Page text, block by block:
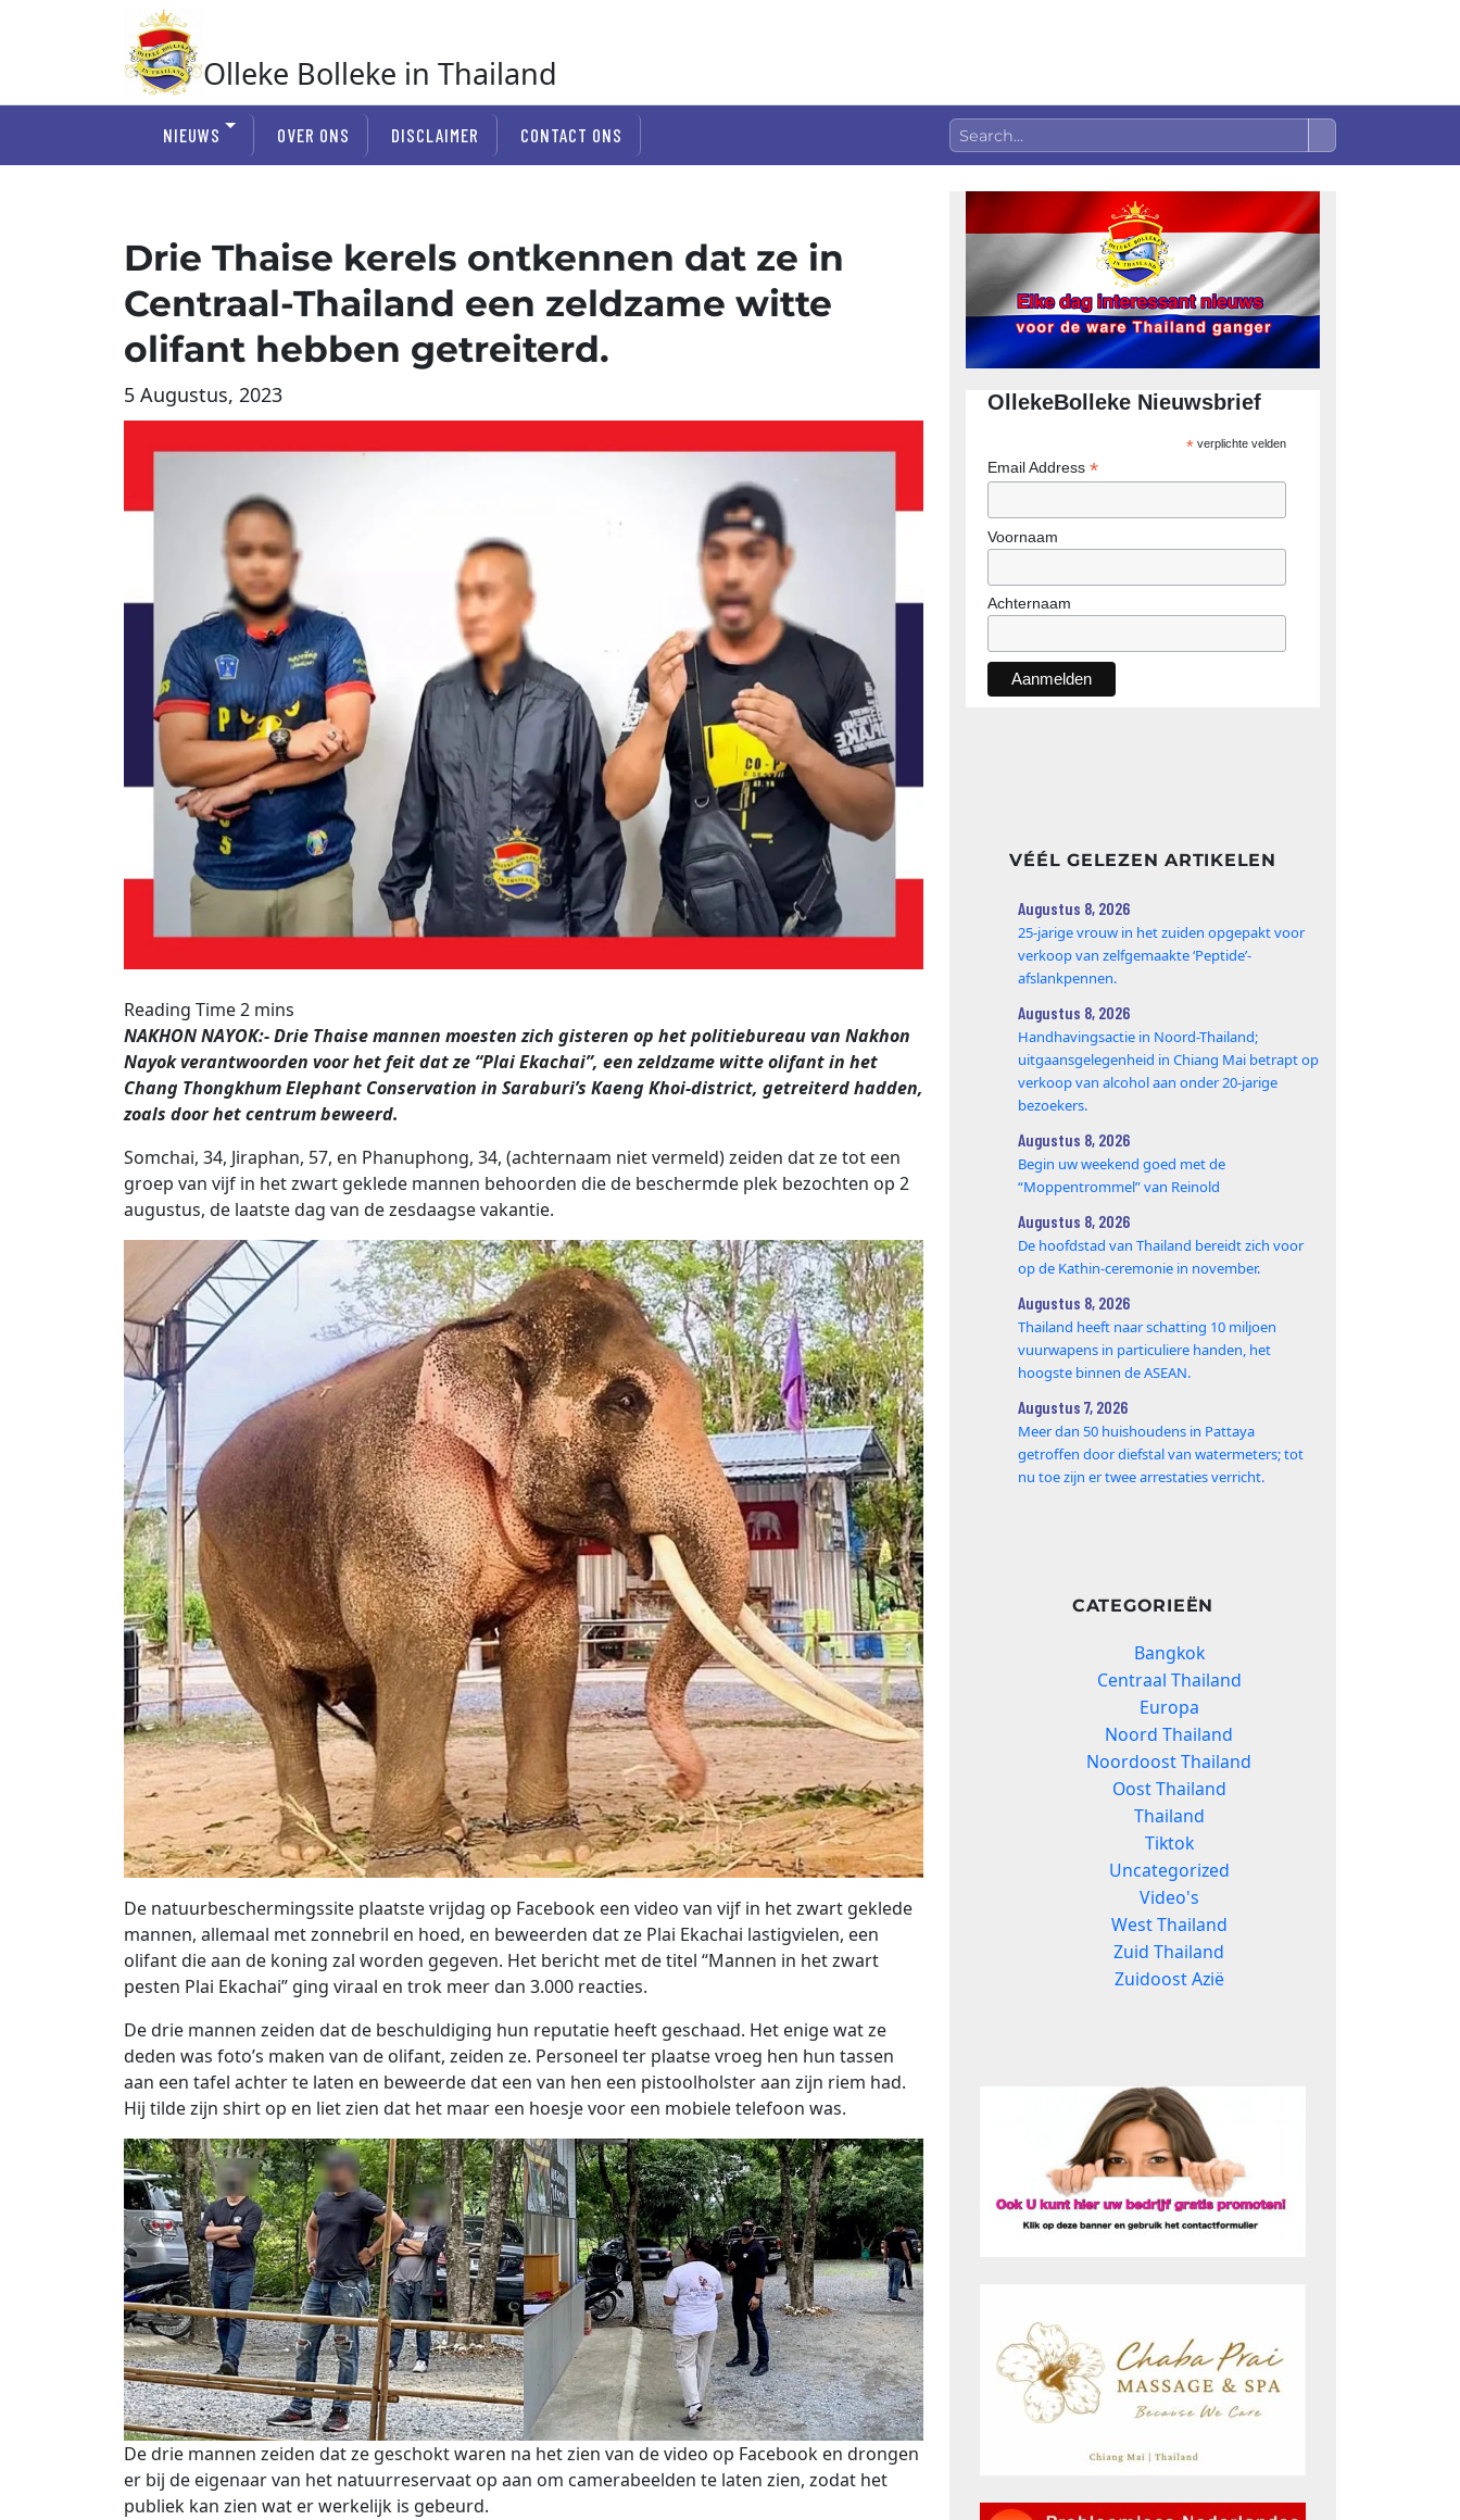
Olleke Bolleke in Thailand
NIEUWS OVER ONS DISCLAIMER CONTACT ONS
Drie Thaise kerels ontkennen dat ze in
Centraal-Thailand een zeldzame witte
olifant hebben getreiterd.
5 Augustus, 2023
NAKHON NAYOK:- Drie Thaise mannen moesten zich gisteren op het politiebureau van Nakhon
Nayok verantwoorden voor het feit dat ze “Plai Ekachai”, een zeldzame witte olifant in het
Chang Thongkhum Elephant Conservation in Saraburi’s Kaeng Khoi-district, getreiterd hadden,
zoals door het centrum beweerd.
Somchai, 34, Jiraphan, 57, en Phanuphong, 34, (achternaam niet vermeld) zeiden dat ze tot een
groep van vijf in het zwart geklede mannen behoorden die de beschermde plek bezochten op 2
augustus, de laatste dag van de zesdaagse vakantie.
De natuurbeschermingssite plaatste vrijdag op Facebook een video van vijf in het zwart geklede
mannen, allemaal met zonnebril en hoed, en beweerden dat ze Plai Ekachai lastigvielen, een
olifant die aan de koning zal worden gegeven. Het bericht met de titel “Mannen in het zwart
pesten Plai Ekachai” ging viraal en trok meer dan 3.000 reacties.
De drie mannen zeiden dat de beschuldiging hun reputatie heeft geschaad. Het enige wat ze
deden was foto’s maken van de olifant, zeiden ze. Personeel ter plaatse vroeg hen hun tassen
aan een tafel achter te laten en beweerde dat een van hen een pistoolholster aan zijn riem had.
Hij tilde zijn shirt op en liet zien dat het maar een hoesje voor een mobiele telefoon was.
De drie mannen zeiden dat ze geschokt waren na het zien van de video op Facebook en drongen
er bij de eigenaar van het natuurreservaat op aan om camerabeelden te laten zien, zodat het
publiek kan zien wat er werkelijk is gebeurd.
OllekeBolleke Nieuwsbrief
*verplichte velden
Email Address *
Voornaam
Achternaam
VÉÉL GELEZEN ARTIKELEN
Augustus 8, 2026
25‑jarige vrouw in het zuiden opgepakt voor
verkoop van zelfgemaakte ‘Peptide’-
afslankpennen.
Augustus 8, 2026
Handhavingsactie in Noord-Thailand;
uitgaansgelegenheid in Chiang Mai betrapt op
verkoop van alcohol aan onder 20-jarige
bezoekers.
Augustus 8, 2026
Begin uw weekend goed met de
“Moppentrommel” van Reinold
Augustus 8, 2026
De hoofdstad van Thailand bereidt zich voor
op de Kathin-ceremonie in november.
Augustus 8, 2026
Thailand heeft naar schatting 10 miljoen
vuurwapens in particuliere handen, het
hoogste binnen de ASEAN.
Augustus 7, 2026
Meer dan 50 huishoudens in Pattaya
getroffen door diefstal van watermeters; tot
nu toe zijn er twee arrestaties verricht.
CATEGORIEËN
Bangkok
Centraal Thailand
Europa
Noord Thailand
Noordoost Thailand
Oost Thailand
Thailand
Tiktok
Uncategorized
Video's
West Thailand
Zuid Thailand
Zuidoost Azië